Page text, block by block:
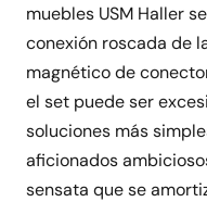
muebles USM Haller
conexión roscada de
magnético de
el set puede ser
soluciones más
aficionados
sensata que se